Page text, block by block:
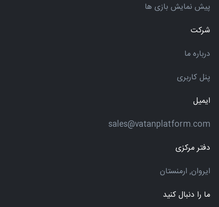
پیش نمایش بازی ها
شرکت
درباره ما
پنل کاربری
ایمیل
sales@vatanplatform.com
دفتر مرکزی
ایروان, ارمنستان
ما را دنبال کنید